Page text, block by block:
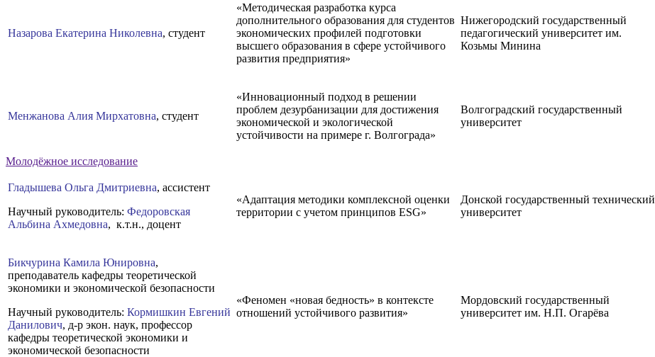
Назарова Екатерина Николевна, студент
«Методическая разработка курса
дополнительного образования для студентов
экономических профилей подготовки
высшего образования в сфере устойчивого
развития предприятия»
Нижегородский государственный
педагогический университет им.
Козьмы Минина
Менжанова Алия Мирхатовна, студент
«Инновационный подход в решении
проблем дезурбанизации для достижения
экономической и экологической
устойчивости на примере г. Волгограда»
Волгоградский государственный
университет
Молодёжное исследование
Гладышева Ольга Дмитриевна, ассистент
Научный руководитель: Федоровская
Альбина Ахмедовна, к.т.н., доцент
«Адаптация методики комплексной оценки
территории с учетом принципов ESG»
Донской государственный технический
университет
Бикчурина Камила Юнировна,
преподаватель кафедры теоретической
экономики и экономической безопасности
Научный руководитель: Кормишкин Евгений
Данилович, д-р экон. наук, профессор
кафедры теоретической экономики и
экономической безопасности
«Феномен «новая бедность» в контексте
отношений устойчивого развития»
Мордовский государственный
университет им. Н.П. Огарёва